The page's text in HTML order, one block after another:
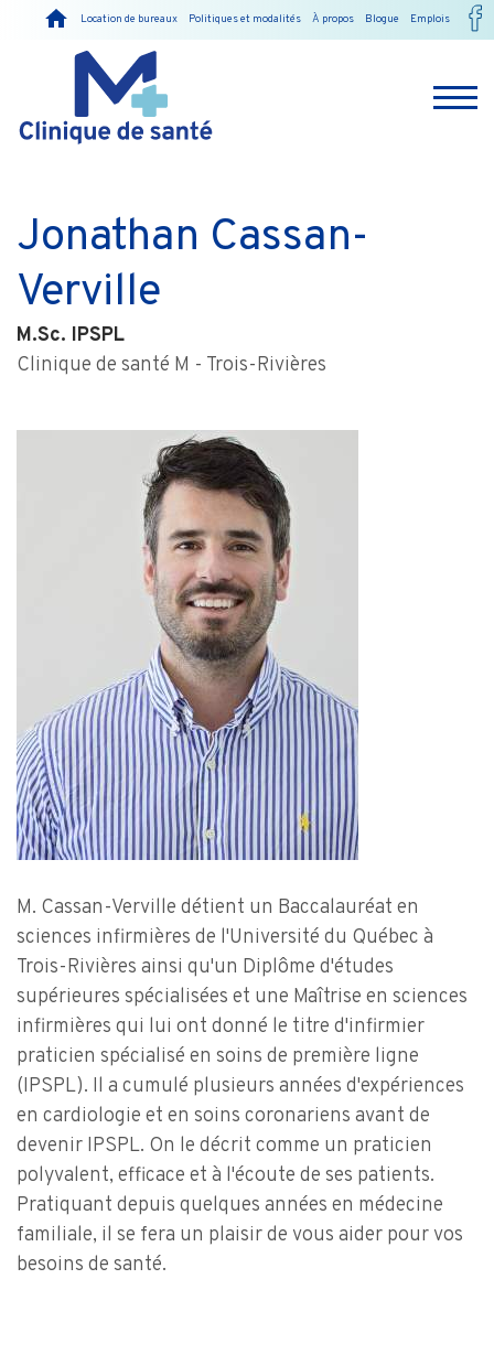
Location de bureaux Politiques et modalités À propos Blogue Emplois
Jonathan Cassan-
Verville
M.Sc. IPSPL
Clinique de santé M - Trois-Rivières
M. Cassan-Verville détient un Baccalauréat en
sciences infirmières de l'Université du Québec à
Trois-Rivières ainsi qu'un Diplôme d'études
supérieures spécialisées et une Maîtrise en sciences
infirmières qui lui ont donné le titre d'infirmier
praticien spécialisé en soins de première ligne
(IPSPL). Il a cumulé plusieurs années d'expériences
en cardiologie et en soins coronariens avant de
devenir IPSPL. On le décrit comme un praticien
polyvalent, efficace et à l'écoute de ses patients.
Pratiquant depuis quelques années en médecine
familiale, il se fera un plaisir de vous aider pour vos
besoins de santé.